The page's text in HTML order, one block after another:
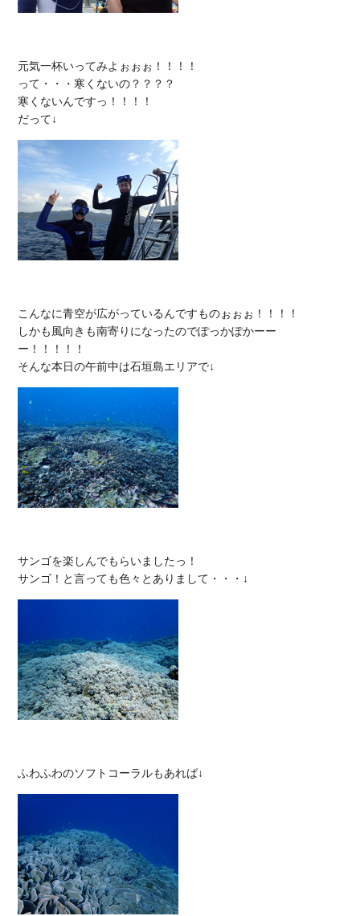
元気一杯いってみよぉぉぉ！！！！
って・・・寒くないの？？？？
寒くないんですっ！！！！
こんなに青空が広がっているんですものぉぉぉ！！！！
しかも風向きも南寄りになったのでぽっかぽかーー
ー！！！！！
サンゴを楽しんでもらいましたっ！